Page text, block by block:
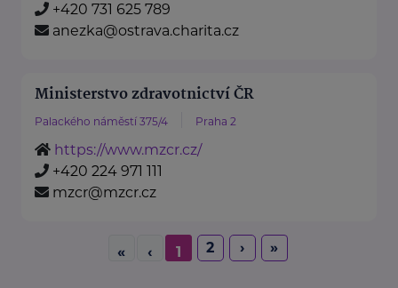
+420 731 625 789
anezka@ostrava.charita.cz
Ministerstvo zdravotnictví ČR
Palackého náměstí 375/4 Praha 2
https://www.mzcr.cz/
+420 224 971 111
mzcr@mzcr.cz
« ‹ 1 2 › »